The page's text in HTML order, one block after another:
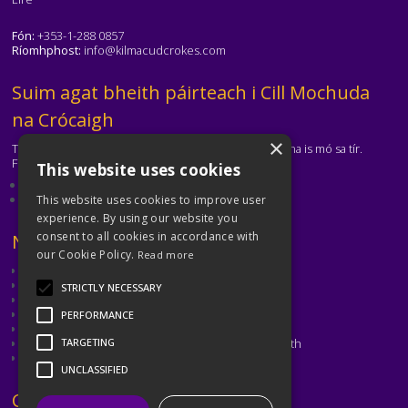
Fón: +353-1-288 0857
Ríomhphost: info@kilmacudcrokes.com
Téasc
Suim agat bheith páirteach i Cill Mochuda
na Crócaigh
Tá Cill Mochuda na Crócaigh ar cheann de na clubanna is mó sa tír.
Freastalaímid ar gach aois agus ar gach cumas.
Déan teagmháil leis an gclub
Téasc
Naisc Úsáideacha
CLG Átha Cliath
Cumann Peil Ghaelach na mBan
Cumann Camógaíochta
CLG Laighean
Oiliúint agus Forbairt Cluichí CLG Bhaile Átha Cliath
Met Éireann
Téasc
Coinnigh i dTeagmháil
×
This website uses cookies
This website uses cookies to improve user
experience. By using our website you
consent to all cookies in accordance with
our Cookie Policy. Read more
STRICTLY NECESSARY
PERFORMANCE
TARGETING
UNCLASSIFIED